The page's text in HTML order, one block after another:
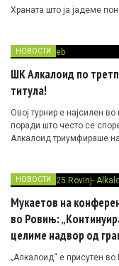
Храната што ја јадеме
НОВОСТИ
ШК Алкалоид по
титула!
Овој турнир е најсилен
поради што често се
Алкалоид триумфираше
НОВОСТИ
Мукаетов на
во Ровињ:
целиме надвор од
„Алкалоид“ е присутен